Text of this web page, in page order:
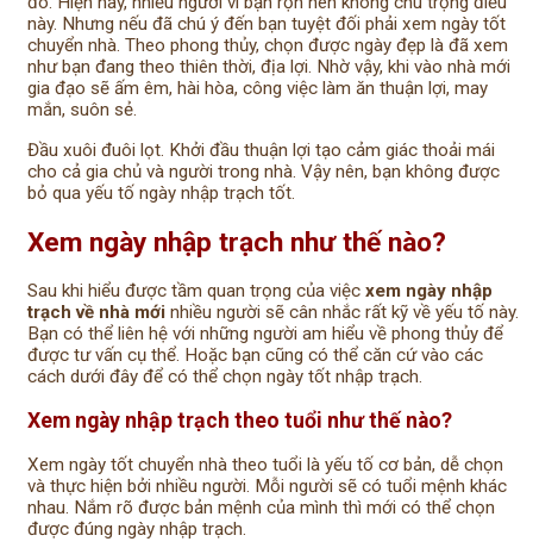
này. Nhưng nếu đã chú ý đến bạn tuyệt đối phải xem ngày tốt
chuyển nhà. Theo phong thủy, chọn được ngày đẹp là đã xem
như bạn đang theo thiên thời, địa lợi. Nhờ vậy, khi vào nhà mới
gia đạo sẽ ấm êm, hài hòa, công việc làm ăn thuận lợi, may
mắn, suôn sẻ.
Đầu xuôi đuôi lọt. Khởi đầu thuận lợi tạo cảm giác thoải mái
cho cả gia chủ và người trong nhà. Vậy nên, bạn không được
bỏ qua yếu tố ngày nhập trạch tốt.
Xem ngày nhập trạch như thế nào?
Sau khi hiểu được tầm quan trọng của việc xem ngày nhập
trạch về nhà mới nhiều người sẽ cân nhắc rất kỹ về yếu tố này.
Bạn có thể liên hệ với những người am hiểu về phong thủy để
được tư vấn cụ thể. Hoặc bạn cũng có thể căn cứ vào các
cách dưới đây để có thể chọn ngày tốt nhập trạch.
Xem ngày nhập trạch theo tuổi như thế nào?
Xem ngày tốt chuyển nhà theo tuổi là yếu tố cơ bản, dễ chọn
và thực hiện bởi nhiều người. Mỗi người sẽ có tuổi mệnh khác
nhau. Nắm rõ được bản mệnh của mình thì mới có thể chọn
được đúng ngày nhập trạch.